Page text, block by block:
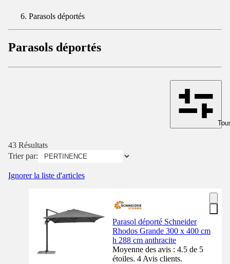
Parasols déportés
Parasols déportés
43 Résultats
Trier par:
Ignorer la liste d'articles
Parasol déporté Schneider
Rhodos Grande 300 x 400 cm
h 288 cm anthracite
Moyenne des avis : 4.5 de 5
étoiles. 4 Avis clients.